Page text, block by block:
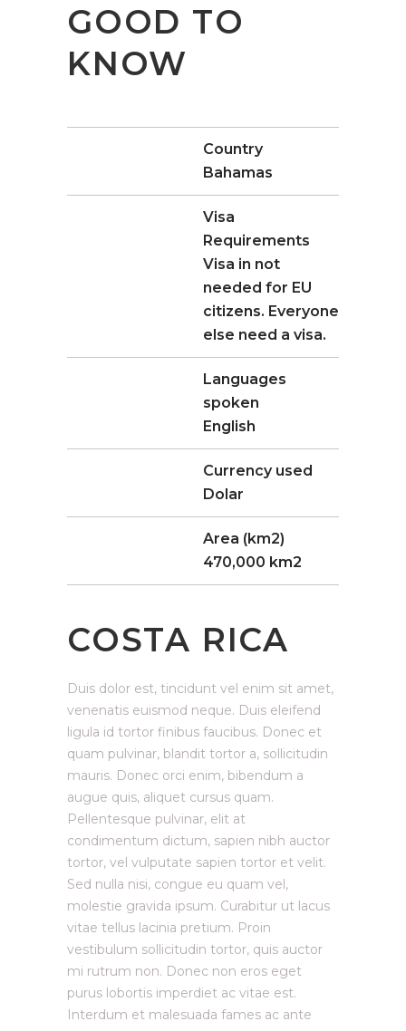
GOOD TO
KNOW
Country
Bahamas
Visa
Requirements
Visa in not
needed for EU
citizens. Everyone
else need a visa.
Languages
spoken
English
Currency used
Dolar
Area (km2)
470,000 km2
COSTA RICA
Duis dolor est, tincidunt vel enim sit amet,
venenatis euismod neque. Duis eleifend
ligula id tortor finibus faucibus. Donec et
quam pulvinar, blandit tortor a, sollicitudin
mauris. Donec orci enim, bibendum a
augue quis, aliquet cursus quam.
Pellentesque pulvinar, elit at
condimentum dictum, sapien nibh auctor
tortor, vel vulputate sapien tortor et velit.
Sed nulla nisi, congue eu quam vel,
molestie gravida ipsum. Curabitur ut lacus
vitae tellus lacinia pretium. Proin
vestibulum sollicitudin tortor, quis auctor
mi rutrum non. Donec non eros eget
purus lobortis imperdiet ac vitae est.
Interdum et malesuada fames ac ante